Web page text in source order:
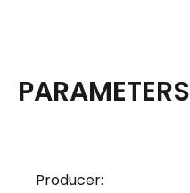
PARAMETERS
Producer: